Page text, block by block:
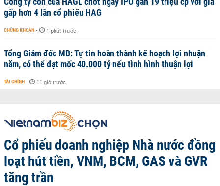
gấp hơn 4 lần cổ phiếu HAG
CHỨNG KHOÁN - 1 phút trước
Tổng Giám đốc MB: Tự tin hoàn thành kế hoạch lợi nhuận
năm, có thể đạt mốc 40.000 tỷ nếu tình hình thuận lợi
TÀI CHÍNH - 11 giờ trước
Cổ phiếu doanh nghiệp Nhà nước đồng
loạt hút tiền, VNM, BCM, GAS và GVR
tăng trần